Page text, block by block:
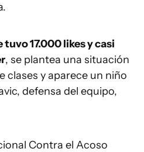
tuvo 17.000 likes y casi
, se plantea una situación
clases y aparece un niño
defensa del equipo,
Contra el Acoso